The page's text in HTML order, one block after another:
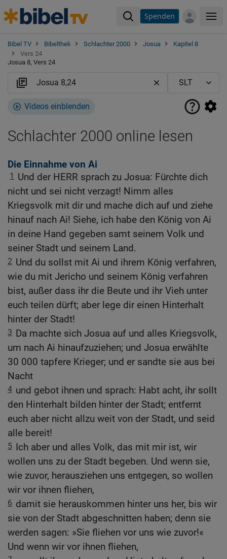
Spenden
Bibel TV Bibelthek Schlachter 2000 Josua
Kapitel 8
Vers 24
Josua 8, Vers 24
Videos einblenden
Schlachter 2000 online lesen
Die Einnahme von Ai
1
Und der HERR sprach zu Josua: Fürchte dich
nicht und sei nicht verzagt! Nimm alles
Kriegsvolk mit dir und mache dich auf und ziehe
hinauf nach Ai! Siehe, ich habe den König von Ai
in deine Hand gegeben samt seinem Volk und
seiner Stadt und seinem Land.
2 Und du sollst mit Ai und ihrem König verfahren,
wie du mit Jericho und seinem König verfahren
bist, außer dass ihr die Beute und ihr Vieh unter
euch teilen dürft; aber lege dir einen Hinterhalt
hinter der Stadt!
3 Da machte sich Josua auf und alles Kriegsvolk,
um nach Ai hinaufzuziehen; und Josua erwählte
30 000 tapfere Krieger; und er sandte sie aus bei
Nacht
4 und gebot ihnen und sprach: Habt acht, ihr sollt
den Hinterhalt bilden hinter der Stadt; entfernt
euch aber nicht allzu weit von der Stadt, und seid
alle bereit!
5 Ich aber und alles Volk, das mit mir ist, wir
wollen uns zu der Stadt begeben. Und wenn sie,
wie zuvor, herausziehen uns entgegen, so wollen
wir vor ihnen fliehen,
6 damit sie herauskommen hinter uns her, bis wir
sie von der Stadt abgeschnitten haben; denn sie
werden sagen: »Sie fliehen vor uns wie zuvor!«
Und wenn wir vor ihnen fliehen,